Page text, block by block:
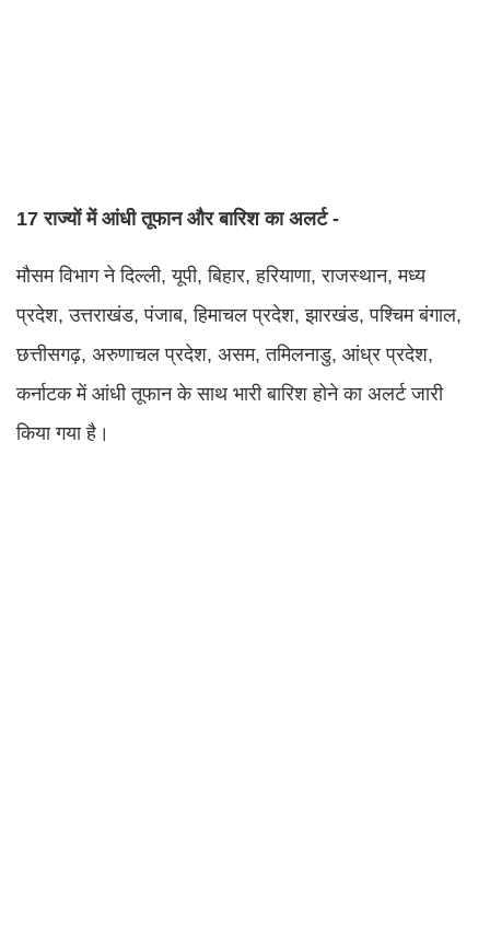
17 राज्यों में आंधी तूफान और बारिश का अलर्ट -
मौसम विभाग ने दिल्ली, यूपी, बिहार, हरियाणा, राजस्थान, मध्य
प्रदेश, उत्तराखंड, पंजाब, हिमाचल प्रदेश, झारखंड, पश्चिम बंगाल,
छत्तीसगढ़, अरुणाचल प्रदेश, असम, तमिलनाडु, आंध्र प्रदेश,
कर्नाटक में आंधी तूफान के साथ भारी बारिश होने का अलर्ट जारी
किया गया है।